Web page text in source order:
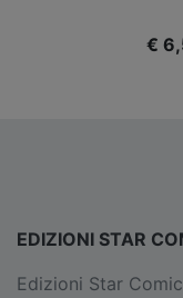
€
EDIZIONI STAR
Edizioni Star